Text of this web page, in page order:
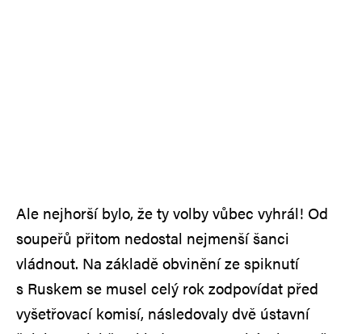
Ale nejhorší bylo, že ty volby vůbec vyhrál! Od
soupeřů přitom nedostal nejmenší šanci
vládnout. Na základě obvinění ze spiknutí
s Ruskem se musel celý rok zodpovídat před
vyšetřovací komisí, následovaly dvě ústavní